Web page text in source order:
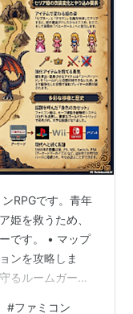
在し(各マップご
そのマップはク
なる。また各ステ
一定量回復する。
イタリティの量に
倒すと、バイタリ
と体力が減少す
る部屋に通じる
の上限を増やすポ
イヤーボール(ス
イヤーの前面方向
ムが出現するこ
RPGです。青年
姫を救うため、
です。 • マップ
ンを攻略しま
るルームガーダ
#ファミコン